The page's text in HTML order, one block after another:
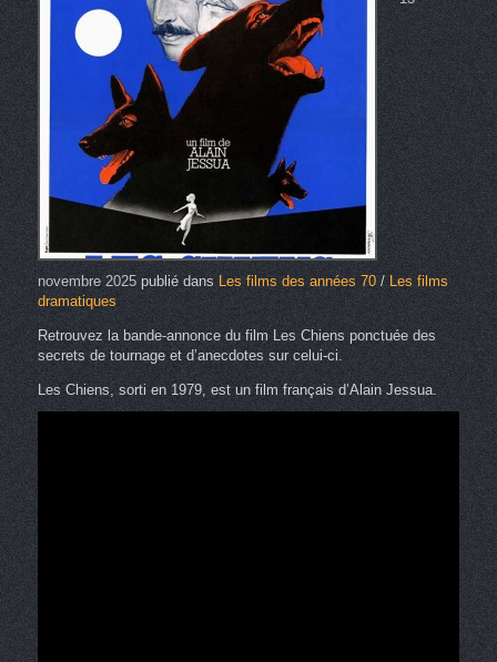
novembre 2025publié dans Les films des années 70/ Les films
dramatiques
Retrouvez la bande-annonce du film Les Chiens ponctuée des
secrets de tournage et d’anecdotes sur celui-ci.
Les Chiens, sorti en 1979, est un film français d’Alain Jessua.